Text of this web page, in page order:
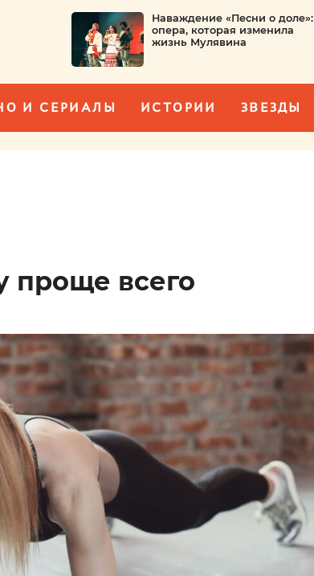
Наваждение «Песни о доле»:
опера, которая изменила
жизнь Мулявина
И СЕРИАЛЫ ИСТОРИИ ЗВЕЗДЫ
всего